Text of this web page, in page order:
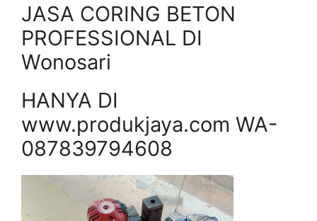
JASA CORING BETON
PROFESSIONAL DI
Wonosari
HANYA DI
www.produkjaya.com WA-
087839794608